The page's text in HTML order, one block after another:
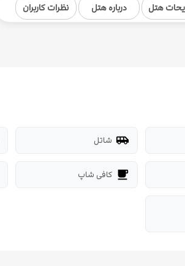
هتل درباره هتل نظرات کاربران
airport_shuttle شاتل
local_cafe کافی شاپ